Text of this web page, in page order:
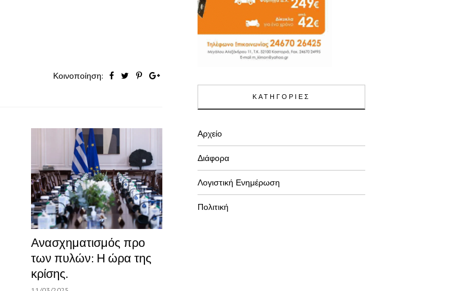
Κοινοποίηση:
Ανασχηματισμός προ
των πυλών: Η ώρα της
κρίσης.
ΚΑΤΗΓΟΡΙΕΣ
Αρχείο
Διάφορα
Λογιστική Ενημέρωση
Πολιτική